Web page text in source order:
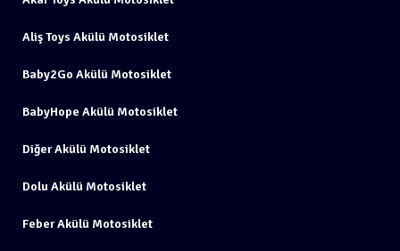
Aliş Toys Akülü Motosiklet
Baby2Go Akülü Motosiklet
BabyHope Akülü Motosiklet
Diğer Akülü Motosiklet
Dolu Akülü Motosiklet
Feber Akülü Motosiklet